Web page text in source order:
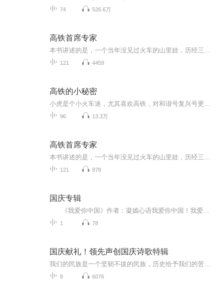
74 526.6万
高铁首席专家
121 4459
高铁的小秘密
96 13.3万
高铁首席专家
121 978
国庆专辑
1 78
国庆献礼！领先声创国庆诗歌特辑
8 6076